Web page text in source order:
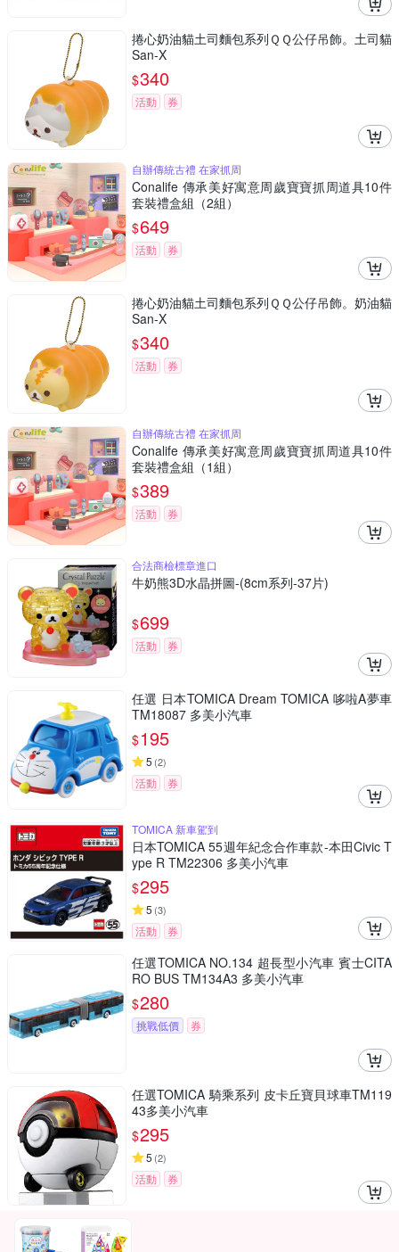
捲心奶油貓土司麵包系列ＱＱ公仔吊飾。土司貓
San-X
$340
活動 券
自辦傳統古禮 在家抓周
Conalife 傳承美好寓意周歲寶寶抓周道具10件
套裝禮盒組（2組）
$649
活動 券
捲心奶油貓土司麵包系列ＱＱ公仔吊飾。奶油貓
San-X
$340
活動 券
自辦傳統古禮 在家抓周
Conalife 傳承美好寓意周歲寶寶抓周道具10件
套裝禮盒組（1組）
$389
活動 券
合法商檢標章進口
牛奶熊3D水晶拼圖-(8cm系列-37片)
$699
活動 券
任選 日本TOMICA Dream TOMICA 哆啦A夢⾞
TM18087 多美小汽車
$195
5 (2)
活動 券
TOMICA 新車駕到
日本TOMICA 55週年紀念合作車款-本田Civic T
ype R TM22306 多美小汽車
$295
5 (3)
活動 券
任選TOMICA NO.134 超長型小汽車 賓士CITA
RO BUS TM134A3 多美小汽車
$280
挑戰低價 券
任選TOMICA 騎乘系列 皮卡丘寶貝球車TM119
43多美小汽車
$295
5 (2)
活動 券